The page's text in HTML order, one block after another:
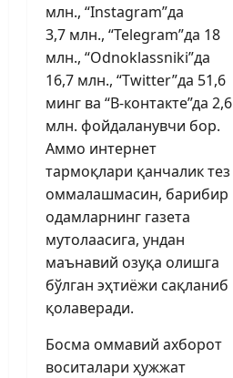
млн., “Instagram”да
3,7 млн., “Telegram”да 18
млн., “Оdno­klassniki”да
16,7 млн., “Twitter”да 51,6
минг ва “В-контакте”да 2,6
млн. фойдаланувчи бор.
Аммо интернет
тармоқлари қанчалик тез
оммалашмасин, барибир
одамларнинг газета
мутолаасига, ундан
маънавий озуқа олишга
бўлган эҳтиёжи сақланиб
қолаверади.
Босма оммавий ахборот
воситалари ҳужжат